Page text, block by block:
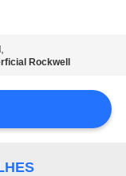
,
Rockwell